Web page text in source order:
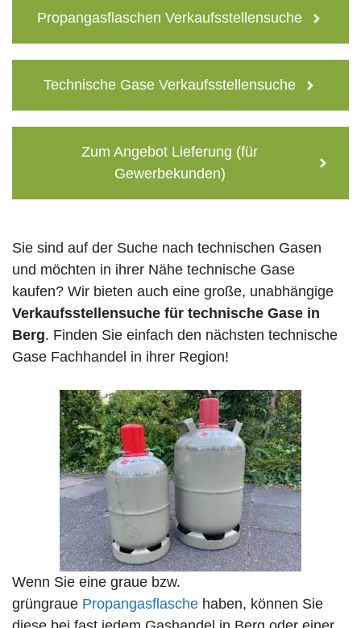
Propangasflaschen Verkaufsstellensuche
Technische Gase Verkaufsstellensuche
Zum Angebot Lieferung (für
Gewerbekunden)
Sie sind auf der Suche nach technischen Gasen
und möchten in ihrer Nähe technische Gase
kaufen? Wir bieten auch eine große, unabhängige
Verkaufsstellensuche für technische Gase in
Berg. Finden Sie einfach den nächsten technische
Gase Fachhandel in ihrer Region!
Wenn Sie eine graue bzw.
grüngraue Propangasflasche haben, können Sie